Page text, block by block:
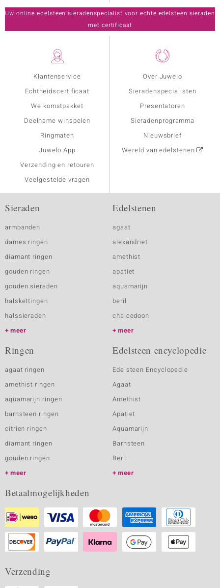
Klantenservice
Echtheidscertificaat
Welkomstpakket
Deelname winspelen
Ringmaten
Juwelo App
Verzending en retouren
Veelgestelde vragen
Over Juwelo
Sieradenspecialisten
Presentatoren
Sieradenprogramma
Nieuwsbrief
Wereld van edelstenen
Uw online edelsteen sieradenspecialist voor echte edelsteen sieraden
met certificaat
Sieraden
armbanden
dames ringen
diamant ringen
gouden ringen
gouden sieraden
halskettingen
halssieraden
meer
Edelstenen
agaat
alexandriet
amethist
apatiet
aquamarijn
beril
chalcedoon
meer
Ringen
agaat ringen
amethist ringen
aquamarijn ringen
barnsteen ringen
citrien ringen
diamant ringen
gouden ringen
meer
Edelsteen encyclopedie
Edelsteen Encyclopedie
Agaat
Amethist
Apatiet
Aquamarijn
Barnsteen
Beril
meer
Betaalmogelijkheden
Verzending